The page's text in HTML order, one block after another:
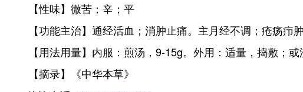
【性味】微苦；辛；平
【功能主治】通经活血；消肿止痛。主月经不调；疮疡疖
【用法用量】内服：煎汤，9-15g。外用：适量，捣敷；或
【摘录】《中华本草》